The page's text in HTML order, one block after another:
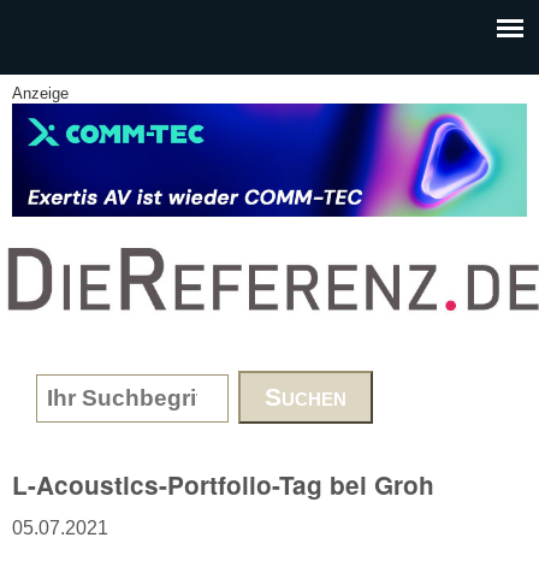
Anzeige
www.DieReferenz.de
Search form
L-Acoustics-Portfolio-Tag bei Groh
05.07.2021